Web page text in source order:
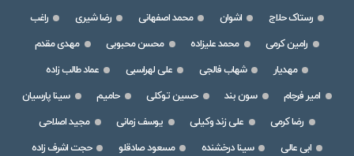
رستاک حلاج اشوان محمد اصفهانی رضا شیری
راغب
رامین کرمی
محمد علیزاده محسن محبوبی
مهدی مقدم
مهدیار
شهاب فالجی علی لهراسبی
عماد طالب زاده
امیر فرجام
سون بند حسین توکلی حامیم
سینا پارسیان
رضا کرمی
علی زند وکیلی یوسف زمانی
مجید اصلاحی
ابی عالی
سینا درخشنده مسعود صادقلو
حجت اشرف زاده